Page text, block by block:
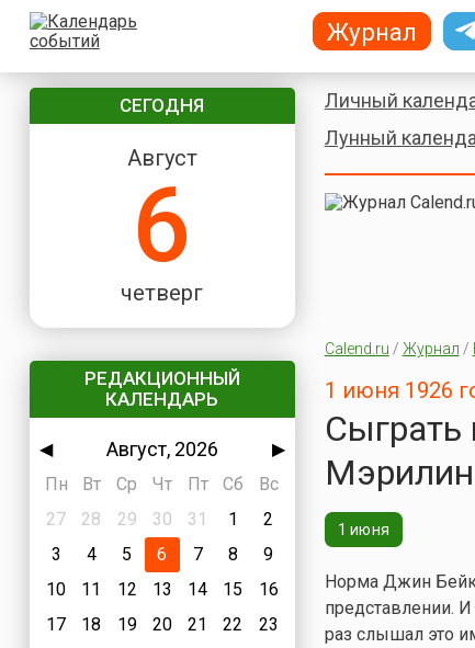
СЕГОДНЯ
Август
6
четверг
РЕДАКЦИОННЫЙ
КАЛЕНДАРЬ
◀ Август, 2026
▶
Пн
Вт Ср Чт Пт Сб
Вс
27
28 29 30 31 1
2
3
4 5 6 7 8
9
10
11 12 13 14 15
16
17
18 19 20 21 22
23
Личный
Лунный
Calend.ru / Журнал /
1 июня 1926
Сыграть
1 июня
Норма Джин
представлении.
раз слышал это
Журнал